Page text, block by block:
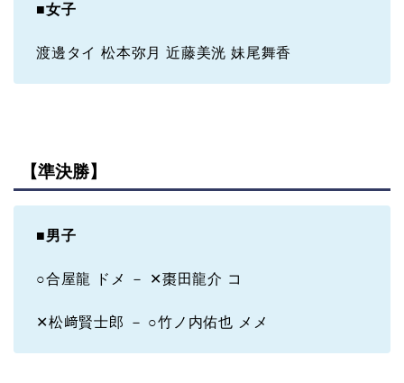
■女子
渡邊タイ 松本弥月 近藤美洸 妹尾舞香
【準決勝】
■男子
○合屋龍 ドメ － ✕棗田龍介 コ
✕松﨑賢士郎 － ○竹ノ内佑也 メメ